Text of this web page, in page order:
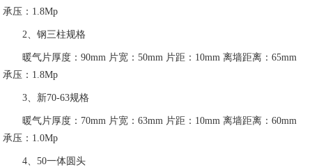
承压：1.8Mp
2、钢三柱规格
暖气片厚度：90mm 片宽：50mm 片距：10mm 离墙距离：65mm
承压：1.8Mp
3、新70-63规格
暖气片厚度：70mm 片宽：63mm 片距：10mm 离墙距离：60mm
承压：1.0Mp
4、50一体圆头